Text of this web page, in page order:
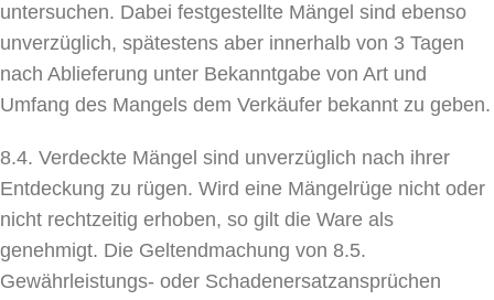
untersuchen. Dabei festgestellte Mängel sind ebenso
unverzüglich, spätestens aber innerhalb von 3 Tagen
nach Ablieferung unter Bekanntgabe von Art und
Umfang des Mangels dem Verkäufer bekannt zu geben.
8.4. Verdeckte Mängel sind unverzüglich nach ihrer
Entdeckung zu rügen. Wird eine Mängelrüge nicht oder
nicht rechtzeitig erhoben, so gilt die Ware als
genehmigt. Die Geltendmachung von 8.5.
Gewährleistungs- oder Schadenersatzansprüchen